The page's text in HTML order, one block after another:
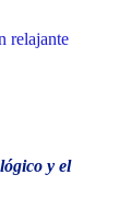
relajante
y el